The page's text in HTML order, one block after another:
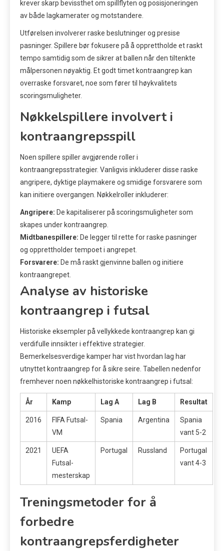
krever skarp bevissthet om spillflyten og posisjoneringen
av både lagkamerater og motstandere.
Utførelsen involverer raske beslutninger og presise
pasninger. Spillere bør fokusere på å opprettholde et raskt
tempo samtidig som de sikrer at ballen når den tiltenkte
målpersonen nøyaktig. Et godt timet kontraangrep kan
overraske forsvaret, noe som fører til høykvalitets
scoringsmuligheter.
Nøkkelspillere involvert i
kontraangrepsspill
Noen spillere spiller avgjørende roller i
kontraangrepsstrategier. Vanligvis inkluderer disse raske
angripere, dyktige playmakere og smidige forsvarere som
kan initiere overgangen. Nøkkelroller inkluderer:
Angripere: De kapitaliserer på scoringsmuligheter som
skapes under kontraangrep.
Midtbanespillere: De legger til rette for raske pasninger
og opprettholder tempoet i angrepet.
Forsvarere: De må raskt gjenvinne ballen og initiere
kontraangrepet.
Analyse av historiske
kontraangrep i futsal
Historiske eksempler på vellykkede kontraangrep kan gi
verdifulle innsikter i effektive strategier.
Bemerkelsesverdige kamper har vist hvordan lag har
utnyttet kontraangrep for å sikre seire. Tabellen nedenfor
fremhever noen nøkkelhistoriske kontraangrep i futsal:
År Kamp Lag A Lag B Resultat
2016
FIFA Futsal-
VM
Spania Argentina
Spania
vant 5-2
2021
UEFA
Futsal-
mesterskap
Portugal Russland
Portugal
vant 4-3
Treningsmetoder for å
forbedre
kontraangrepsferdigheter